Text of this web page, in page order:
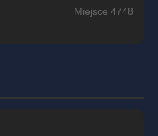
Miejsce 4748